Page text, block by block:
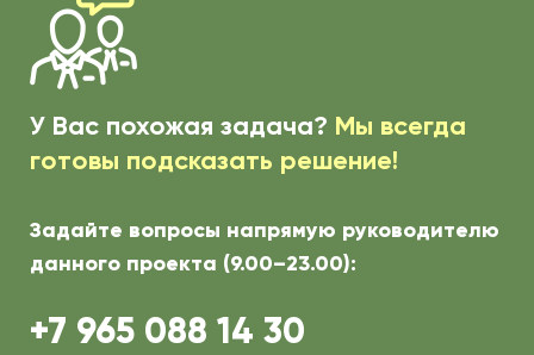
У Вас похожая задача? Мы всегда
готовы подсказать решение!
Задайте вопросы напрямую руководителю
данного проекта (9.00–23.00):
+7 965 088 14 30